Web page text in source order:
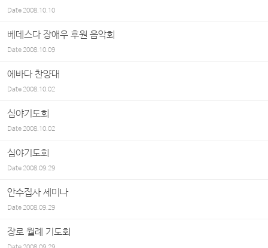
Date2008.10.10
베데스다 장애우 후원 음악회
Date2008.10.09
에바다 찬양대
Date2008.10.02
심야기도회
Date2008.10.02
심야기도회
Date2008.09.29
안수집사 세미나
Date2008.09.29
장로 월례 기도회